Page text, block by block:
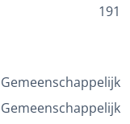
191
Gemeenschappelijk
Gemeenschappelijk